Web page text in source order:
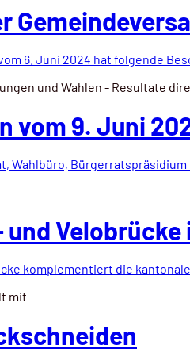
6. Juni 2024 hat folgende
vom 9. Juni
Wahlbüro,
und
komplementiert die